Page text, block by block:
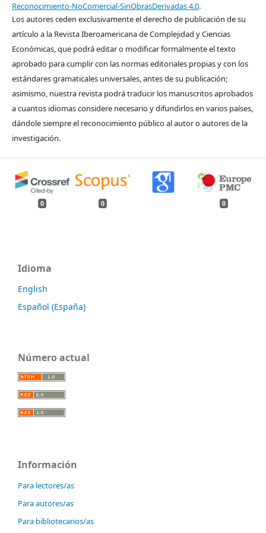
Reconocimiento-NoComercial-SinObrasDerivadas 4.0.
Los autores ceden exclusivamente el derecho de publicación de su
artículo a la Revista Iberoamericana de Complejidad y Ciencias
Económicas, que podrá editar o modificar formalmente el texto
aprobado para cumplir con las normas editoriales propias y con los
estándares gramaticales universales, antes de su publicación;
asimismo, nuestra revista podrá traducir los manuscritos aprobados
a cuantos idiomas considere necesario y difundirlos en varios países,
dándole siempre el reconocimiento público al autor o autores de la
investigación.
0 0 0
Idioma
English
Español (España)
Número actual
Información
Para lectores/as
Para autores/as
Para bibliotecarios/as